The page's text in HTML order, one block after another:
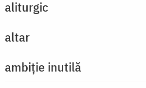
aliturgic
altar
ambiție inutilă